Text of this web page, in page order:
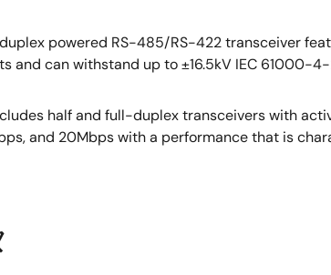
powered RS-485/RS-422 transceiver
and can withstand up to ±16.5kV IEC 61000-
half and full-duplex transceivers with
and 20Mbps with a performance that is